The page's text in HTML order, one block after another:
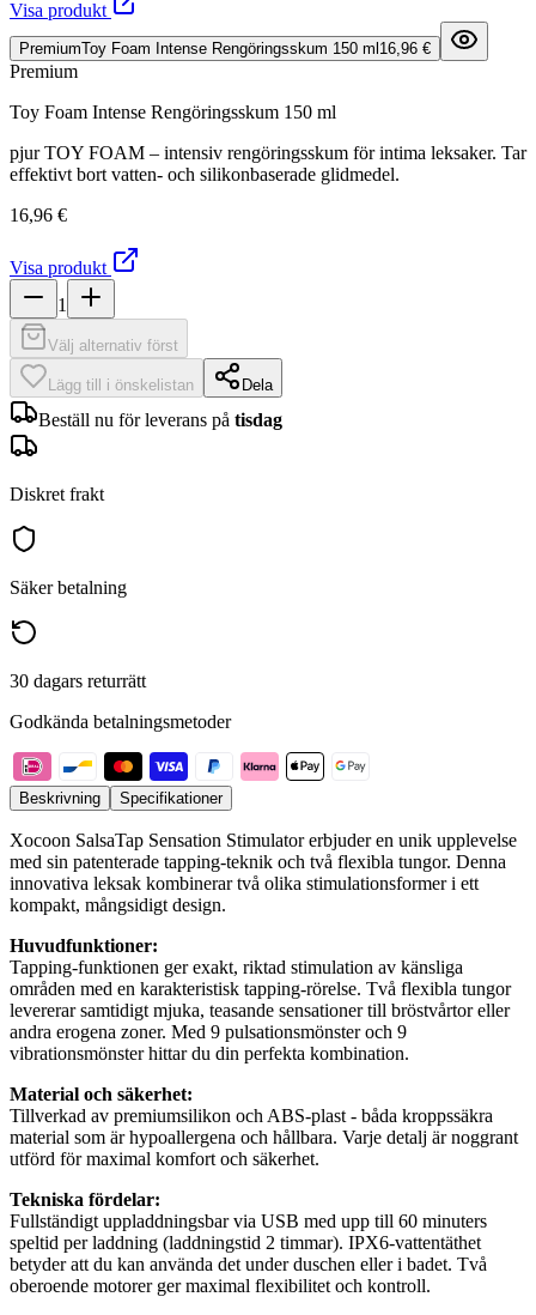
Visa produkt
PremiumToy Foam Intense Rengöringsskum 150 ml 16,96 €
Premium
Toy Foam Intense Rengöringsskum 150 ml
pjur TOY FOAM – intensiv rengöringsskum för intima leksaker. Tar
effektivt bort vatten- och silikonbaserade glidmedel.
16,96 €
Visa produkt
1
Välj alternativ först
Lägg till i önskelistan Dela
Beställ nu för leverans på tisdag
Diskret frakt
Säker betalning
30 dagars returrätt
Godkända betalningsmetoder
Beskrivning Specifikationer
Xocoon SalsaTap Sensation Stimulator erbjuder en unik upplevelse
med sin patenterade tapping-teknik och två flexibla tungor. Denna
innovativa leksak kombinerar två olika stimulationsformer i ett
kompakt, mångsidigt design.
Huvudfunktioner:
Tapping-funktionen ger exakt, riktad stimulation av känsliga
områden med en karakteristisk tapping-rörelse. Två flexibla tungor
levererar samtidigt mjuka, teasande sensationer till bröstvårtor eller
andra erogena zoner. Med 9 pulsationsmönster och 9
vibrationsmönster hittar du din perfekta kombination.
Material och säkerhet:
Tillverkad av premiumsilikon och ABS-plast - båda kroppssäkra
material som är hypoallergena och hållbara. Varje detalj är noggrant
utförd för maximal komfort och säkerhet.
Tekniska fördelar:
Fullständigt uppladdningsbar via USB med upp till 60 minuters
speltid per laddning (laddningstid 2 timmar). IPX6-vattentäthet
betyder att du kan använda det under duschen eller i badet. Två
oberoende motorer ger maximal flexibilitet och kontroll.